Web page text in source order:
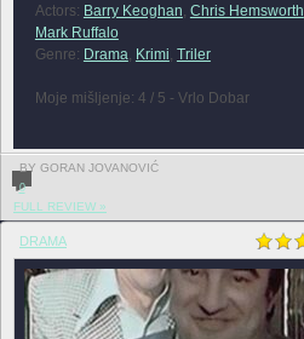
Actors: Barry Keoghan, Chris Hemsworth
Mark Ruffalo
Genre: Drama, Krimi, Triler
Moje mišljenje: 4 / 5 - Vrlo Dobar
BY GORAN JOVANOVIĆ
0
FULL REVIEW »
DRAMA